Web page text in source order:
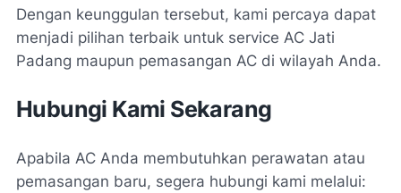
Dengan keunggulan tersebut, kami percaya dapat
menjadi pilihan terbaik untuk service AC Jati
Padang maupun pemasangan AC di wilayah Anda.
Hubungi Kami Sekarang
Apabila AC Anda membutuhkan perawatan atau
pemasangan baru, segera hubungi kami melalui: